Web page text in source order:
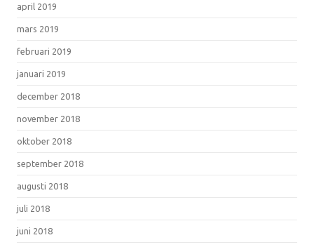
april 2019
mars 2019
februari 2019
januari 2019
december 2018
november 2018
oktober 2018
september 2018
augusti 2018
juli 2018
juni 2018